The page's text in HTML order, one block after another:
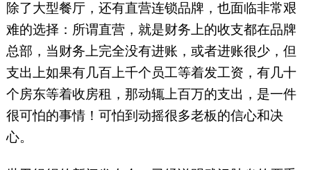
除了大型餐厅，还有直营连锁品牌，也面临非常艰
难的选择：所谓直营，就是财务上的收支都在品牌
总部，当财务上完全没有进账，或者进账很少，但
支出上如果有几百上千个员工等着发工资，有几十
个房东等着收房租，那动辄上百万的支出，是一件
很可怕的事情！可怕到动摇很多老板的信心和决
心。